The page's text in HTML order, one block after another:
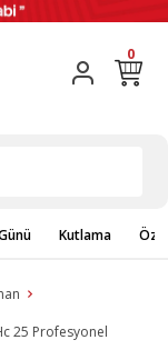
0
Kutlama
25 Profesyonel